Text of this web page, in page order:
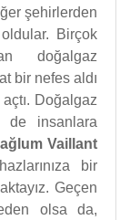
şehirlerden
Birçok
doğalgaz
bir nefes aldı
Doğalgaz
de insanlara
Vaillant
bir
Geçen
olsa da,